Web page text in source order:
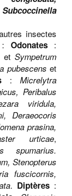
insectes
:Odonates :
et Sympetrum
pubescens et
: Micrelytra
Peribalus
viridula,
Deraeocoris
prasina,
urticae,
spumarius.
Stenopterus
fuscicornis,
. Diptères: